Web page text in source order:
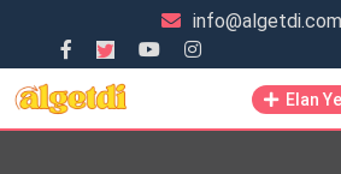
content
info@algetdi.com
Elan